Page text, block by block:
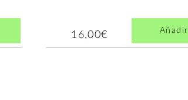
16,00€ Añadir